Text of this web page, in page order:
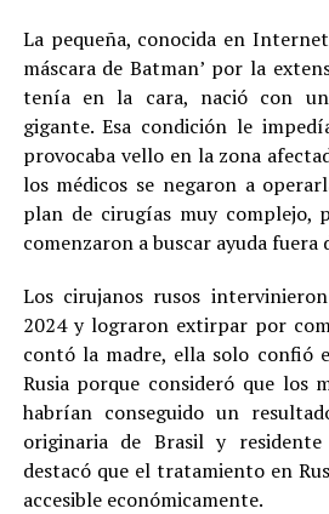
La pequeña, conocida en
máscara de Batman’ por la
tenía en la cara, nació con
gigante. Esa condición le
provocaba vello en la zona
los médicos se negaron a
plan de cirugías muy complejo,
comenzaron a buscar ayuda fuera
Los cirujanos rusos
2024 y lograron extirpar por
contó la madre, ella solo confió
Rusia porque consideró que los
habrían conseguido un
originaria de Brasil y
destacó que el tratamiento en
accesible económicamente.